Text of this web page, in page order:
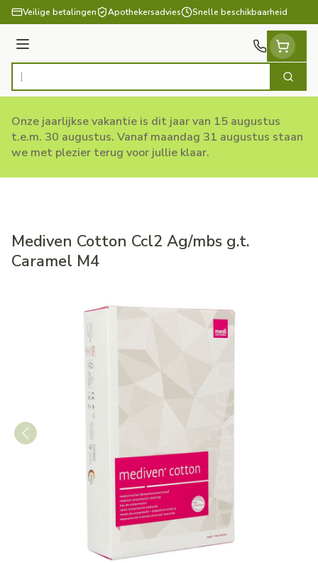
Ga naar de inhoud
Veilige betalingen Apothekersadvies Snelle beschikbaarheid
Menu
Product, merk, categorie... Zoek
Onze jaarlijkse vakantie is dit jaar van 15 augustus
t.e.m. 30 augustus. Vanaf maandag 31 augustus staan
we met plezier terug voor jullie klaar.
Mediven Cotton Ccl2 Ag/mbs g.t.
Caramel M4